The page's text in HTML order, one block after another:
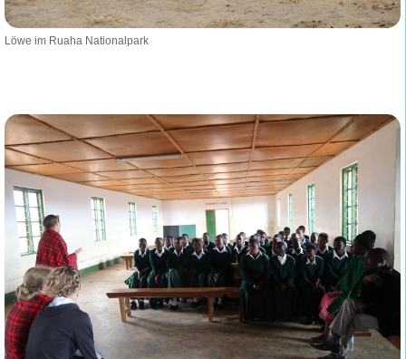
Löwe im Ruaha Nationalpark